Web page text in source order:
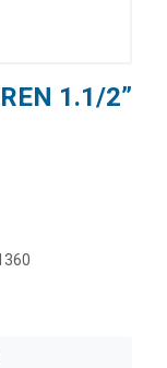
1.1/2”